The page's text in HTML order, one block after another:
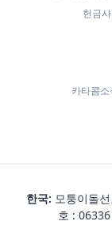
헌금
카타콤소
한국: 모퉁이돌
호 :